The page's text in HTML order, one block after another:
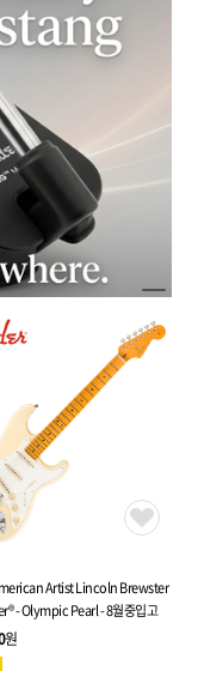
Artist Lincoln Brewster
- Olympic Pearl - 8월중입고
원